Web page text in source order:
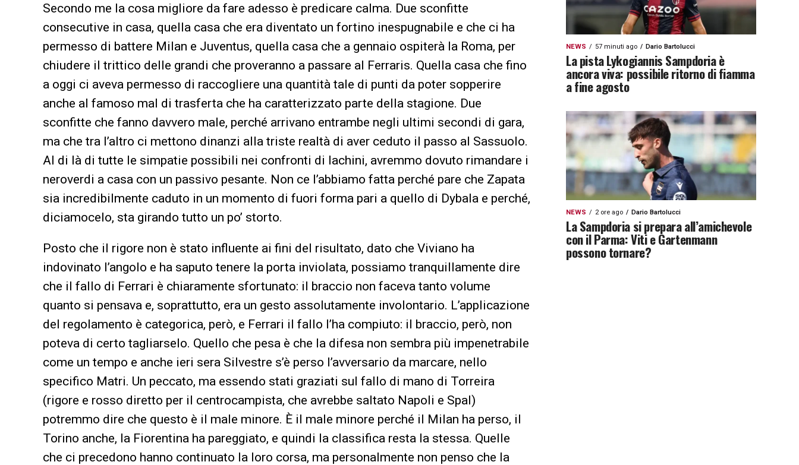
Secondo me la cosa migliore da fare adesso è predicare calma. Due sconfitte
consecutive in casa, quella casa che era diventato un fortino inespugnabile e che ci ha
permesso di battere Milan e Juventus, quella casa che a gennaio ospiterà la Roma, per
chiudere il trittico delle grandi che proveranno a passare al Ferraris. Quella casa che fino
a oggi ci aveva permesso di raccogliere una quantità tale di punti da poter sopperire
anche al famoso mal di trasferta che ha caratterizzato parte della stagione. Due
sconfitte che fanno davvero male, perché arrivano entrambe negli ultimi secondi di gara,
ma che tra l’altro ci mettono dinanzi alla triste realtà di aver ceduto il passo al Sassuolo.
Al di là di tutte le simpatie possibili nei confronti di Iachini, avremmo dovuto rimandare i
neroverdi a casa con un passivo pesante. Non ce l’abbiamo fatta perché pare che Zapata
sia incredibilmente caduto in un momento di fuori forma pari a quello di Dybala e perché,
diciamocelo, sta girando tutto un po’ storto.
Posto che il rigore non è stato influente ai fini del risultato, dato che Viviano ha
indovinato l’angolo e ha saputo tenere la porta inviolata, possiamo tranquillamente dire
che il fallo di Ferrari è chiaramente sfortunato: il braccio non faceva tanto volume
quanto si pensava e, soprattutto, era un gesto assolutamente involontario. L’applicazione
del regolamento è categorica, però, e Ferrari il fallo l’ha compiuto: il braccio, però, non
poteva di certo tagliarselo. Quello che pesa è che la difesa non sembra più impenetrabile
come un tempo e anche ieri sera Silvestre s’è perso l’avversario da marcare, nello
specifico Matri. Un peccato, ma essendo stati graziati sul fallo di mano di Torreira
(rigore e rosso diretto per il centrocampista, che avrebbe saltato Napoli e Spal)
potremmo dire che questo è il male minore. È il male minore perché il Milan ha perso, il
Torino anche, la Fiorentina ha pareggiato, e quindi la classifica resta la stessa. Quelle
che ci precedono hanno continuato la loro corsa, ma personalmente non penso che la
NEWS 57 minuti ago Dario Bartolucci
La pista Lykogiannis Sampdoria è
ancora viva: possibile ritorno di fiamma
a fine agosto
NEWS 2 ore ago Dario Bartolucci
La Sampdoria si prepara all’amichevole
con il Parma: Viti e Gartenmann
possono tornare?